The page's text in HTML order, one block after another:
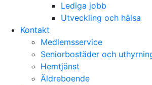
Lediga jobb
Utveckling och hälsa
Kontakt
Medlemsservice
Seniorbostäder och
Hemtjänst
Äldreboende